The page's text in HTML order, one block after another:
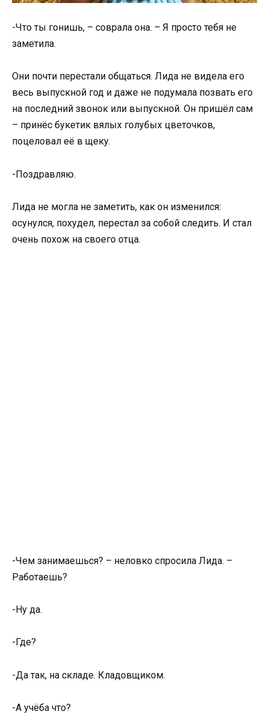
-Что ты гонишь, – соврала она. – Я просто тебя не
заметила.
Они почти перестали общаться. Лида не видела его
весь выпускной год и даже не подумала позвать его
на последний звонок или выпускной. Он пришёл сам
– принёс букетик вялых голубых цветочков,
поцеловал её в щеку.
-Поздравляю.
Лида не могла не заметить, как он изменился:
осунулся, похудел, перестал за собой следить. И стал
очень похож на своего отца.
-Чем занимаешься? – неловко спросила Лида. –
Работаешь?
-Ну да.
-Где?
-Да так, на складе. Кладовщиком.
-А учёба что?